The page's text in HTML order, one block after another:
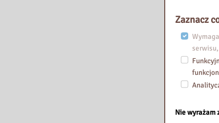
j
E
d
u
k
a
j
Zaznacz
Nie wyrażam